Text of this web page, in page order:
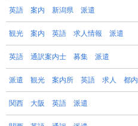
英語 案内 新潟県 派遣
観光 案内 英語 求人情報 派遣
英語 通訳案内士 募集 派遣
派遣 観光 案内所 英語 求人 都内
関西 大阪 英語 派遣